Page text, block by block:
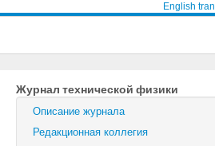
English
Журнал технической физики
Письма в Журнал технической
Журнал технической физики
Описание журнала
Редакционная коллегия